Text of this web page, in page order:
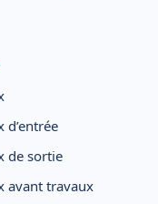
d’entrée
de sortie
avant travaux